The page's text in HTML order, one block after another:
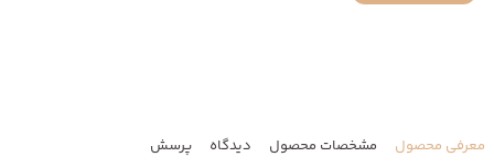
معرفی محصول مشخصات محصول دیدگاه پرسش